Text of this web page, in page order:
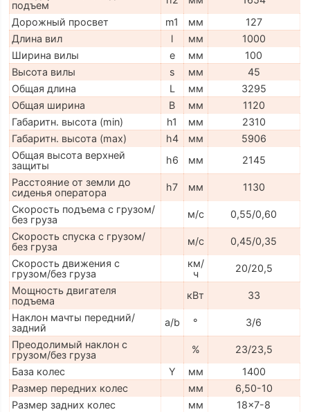
подъем
Дорожный просвет
m1 мм
127
Длина вил
l мм
1000
Ширина вилы
e мм
100
Высота вилы
s мм
45
Общая длина
L мм
3295
Общая ширина
B мм
1120
Габаритн. высота (min)
h1 мм
2310
Габаритн. высота (max)
h4 мм
5906
Общая высота верхней
защиты
h6 мм
2145
Расстояние от земли до
сиденья оператора
h7 мм
1130
Скорость подъема с грузом/
без груза
м/с
0,55/0,60
Скорость спуска с грузом/
без груза
м/с
0,45/0,35
Скорость движения с
грузом/без груза
км/
ч
20/20,5
Мощность двигателя
подъема
кВт
33
Наклон мачты передний/
задний
a/b °
3/6
Преодолимый наклон с
грузом/без груза
%
23/23,5
База колес
Y мм
1400
Размер передних колес
мм
6,50-10
Размер задних колес
мм
18x7-8